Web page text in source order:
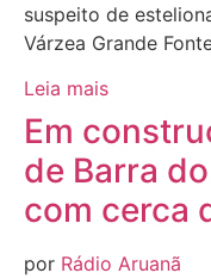
suspeito de
Várzea Grande
Leia mais
Em
de Barra
com cerca
por Rádio Aruanã